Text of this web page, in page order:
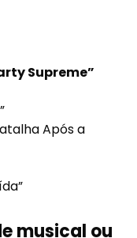
Supreme”
Após a
musical ou